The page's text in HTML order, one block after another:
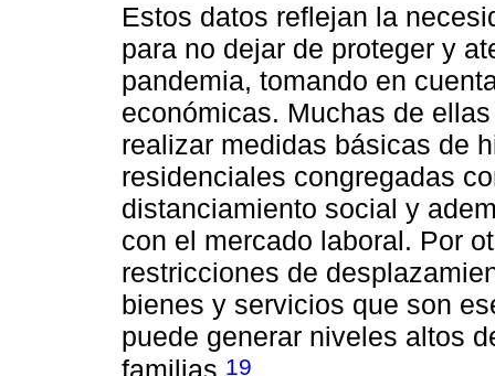
Estos datos reflejan la
para no dejar de proteger y
pandemia, tomando en
económicas. Muchas de
realizar medidas básicas de
residenciales congregadas
distanciamiento social y
con el mercado laboral. Por
restricciones de
bienes y servicios que son
puede generar niveles altos
19